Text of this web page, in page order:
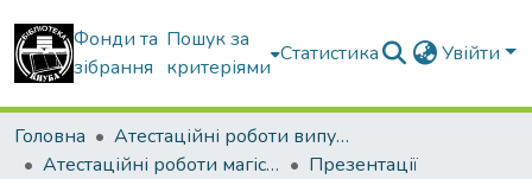
Фонди та
зібрання
Пошук за
критеріями
Статистика Увійти
Головна
Атестаційні роботи випускників
Атестаційні роботи магістрів
Презентації